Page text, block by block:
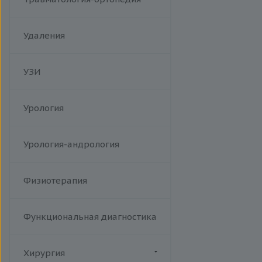
Удаления
УЗИ
Урология
Урология-андрология
Физиотерапия
Функциональная диагностика
Хирургия